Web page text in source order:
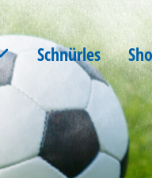
Schnürles